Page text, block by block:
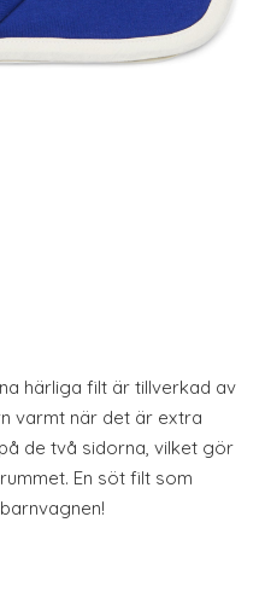
härliga filt är tillverkad av
varmt när det är extra
de två sidorna, vilket gör
En söt filt som